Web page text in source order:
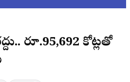
రూ.95,692 కోట్లతో